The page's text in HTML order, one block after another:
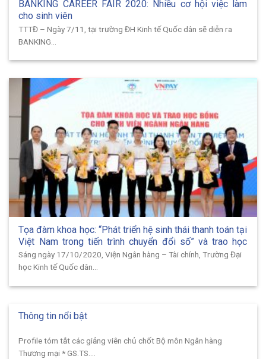
BANKING CAREER FAIR 2020: Nhiều cơ hội việc làm
cho sinh viên
TTTĐ – Ngày 7/11, tại trường ĐH Kinh tế Quốc dân sẽ diễn ra
BANKING...
Tọa đàm khoa học: “Phát triển hệ sinh thái thanh toán tại
Việt Nam trong tiến trình chuyển đổi số” và trao học
bổng cho sinh viên ngành ngân hàng
Sáng ngày 17/10/2020, Viện Ngân hàng – Tài chính, Trường Đại
học Kinh tế Quốc dân...
Thông tin nổi bật
Profile tóm tắt các giảng viên chủ chốt Bộ môn Ngân hàng
Thương mại * GS.TS....